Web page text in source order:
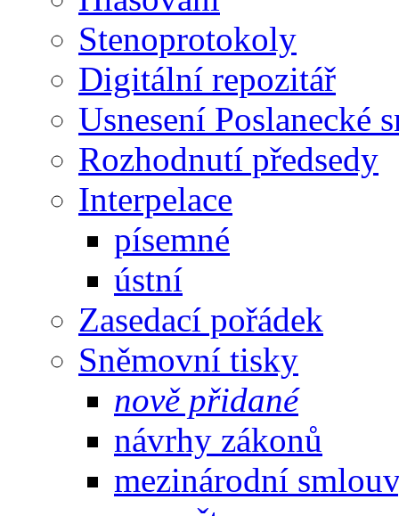
Stenoprotokoly
Digitální repozitář
Usnesení Poslanecké
Rozhodnutí předsedy
Interpelace
písemné
ústní
Zasedací pořádek
Sněmovní tisky
nově přidané
návrhy zákonů
mezinárodní